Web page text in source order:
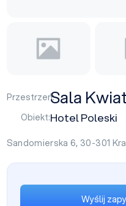
Przestrzeń:Sala
Obiekt:Hotel Poleski
Sandomierska 6, 30-301
Wyślij